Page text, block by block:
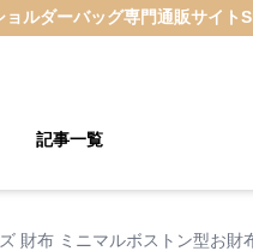
ョルダーバッグ専門通販サイト
記事一覧
財布 ミニマルボストン型お財